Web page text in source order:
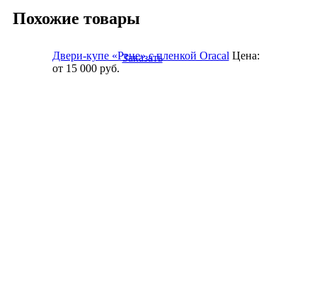
Похожие товары
Двери-купе «Рене» с пленкой Oracal Цена:
от 15 000руб.
Заказать